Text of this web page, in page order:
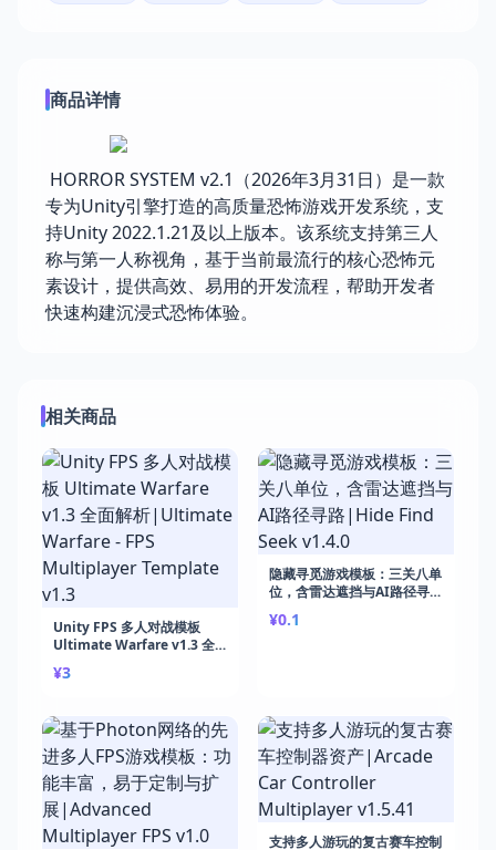
商品详情
HORROR SYSTEM v2.1（2026年3月31日）是一款
专为Unity引擎打造的高质量恐怖游戏开发系统，支
持Unity 2022.1.21及以上版本。该系统支持第三人
称与第一人称视角，基于当前最流行的核心恐怖元
素设计，提供高效、易用的开发流程，帮助开发者
快速构建沉浸式恐怖体验。
相关商品
Unity FPS 多人对战模板
Ultimate Warfare v1.3 全
FPS Multiplayer Template
¥3
隐藏寻觅游戏模板：三关八单
位，含雷达遮挡与AI路径寻
¥0.1
支持多人游玩的复古赛车控制